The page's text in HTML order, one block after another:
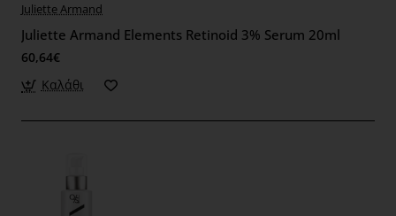
Juliette Armand
Juliette Armand Elements Retinoid 3% Serum 20ml
60,64€
Καλάθι